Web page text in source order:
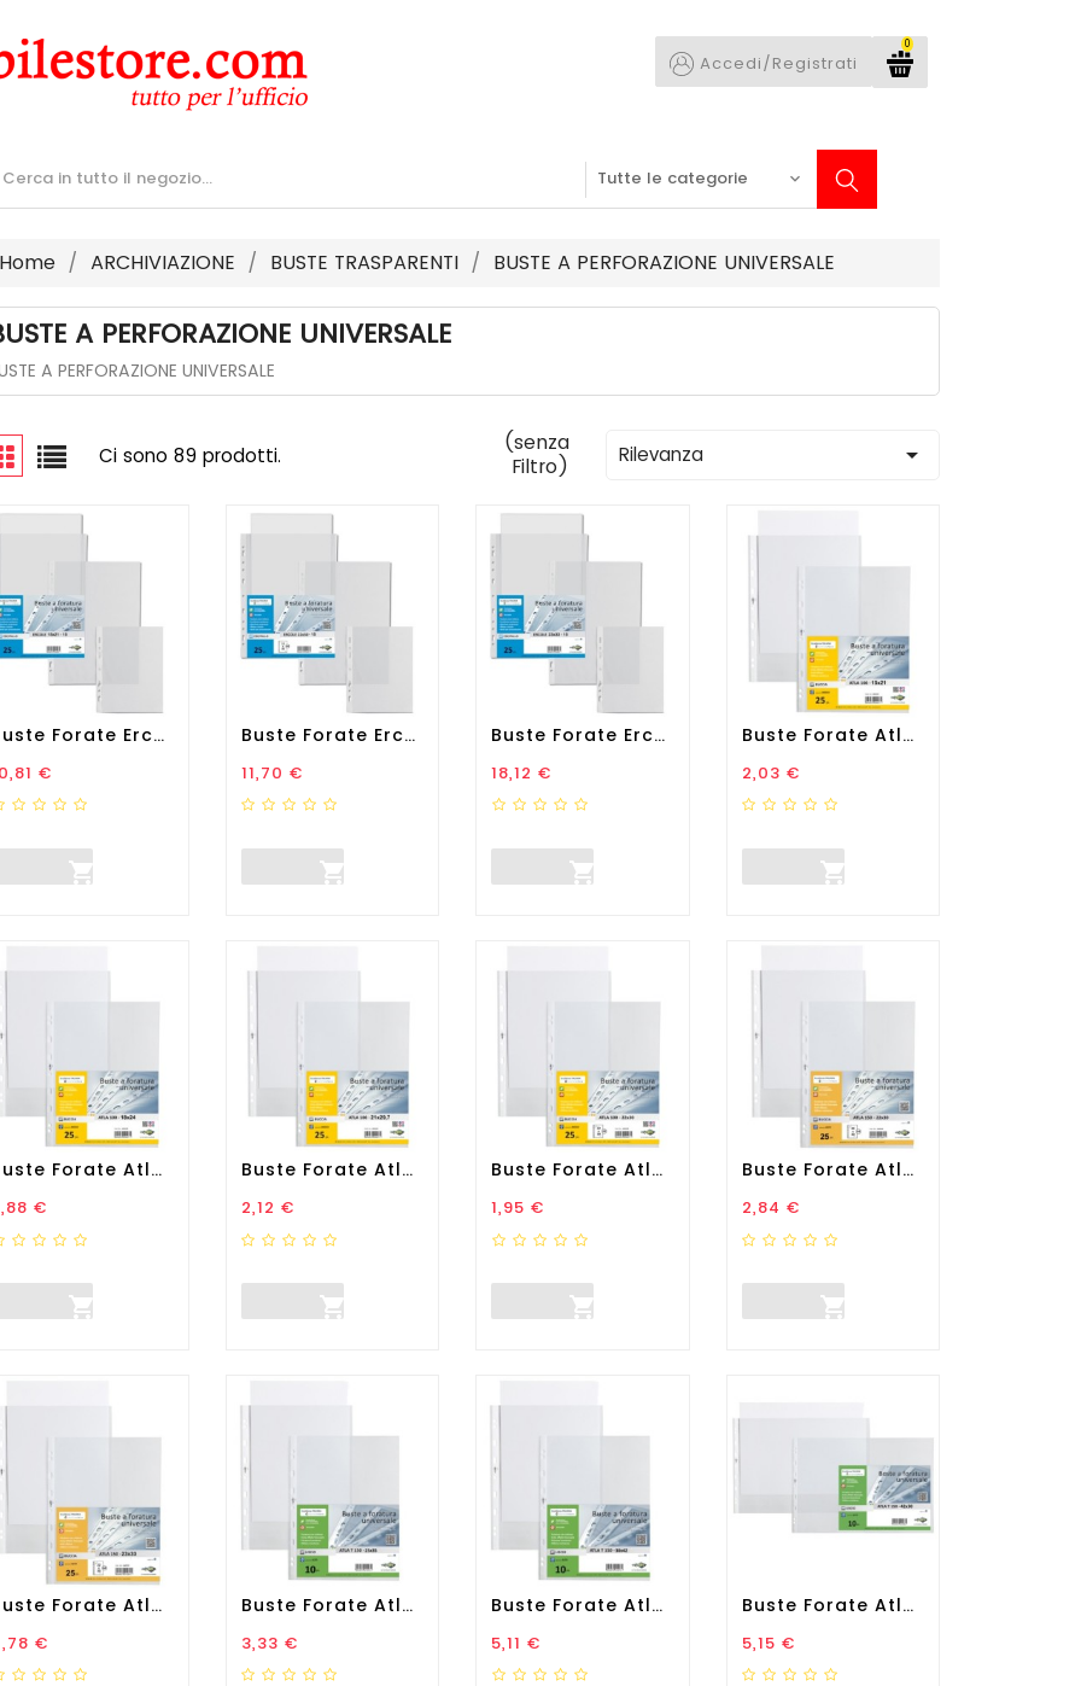
0
Accedi/Registrati
ARCHIVIAZIONE BUSTE TRASPARENTI BUSTE A PERFORAZIONE UNIVERSALE
A PERFORAZIONE UNIVERSALE
A PERFORAZIONE UNIVERSALE
Ci sono 89 prodotti.
(senza
Filtro)
Rilevanza 
Buste Forate Ercole - PVC...
€

Buste Forate Ercole - PVC...
Prezzo
11,70 €

Buste Forate Ercole - PVC...
Prezzo
18,12 €

Buste Forate Atla - Medium...
Prezzo
2,03 €

Buste Forate Atla - Medium...
€

Buste Forate Atla - Medium...
Prezzo
2,12 €

Buste Forate Atla - Medium...
Prezzo
1,95 €

Buste Forate Atla - Pesante...
Prezzo
2,84 €

Buste Forate Atla - Pesante...
€
Buste Forate Atla T -...
Prezzo
3,33 €
Buste Forate Atla T -...
Prezzo
5,11 €
Buste Forate Atla T -...
Prezzo
5,15 €